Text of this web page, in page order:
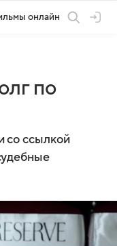
онлайн
по
со ссылкой